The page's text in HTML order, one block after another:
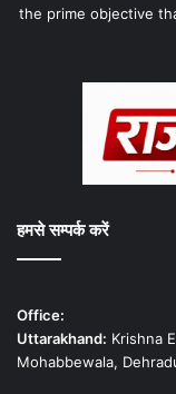
the prime objective
हमसे सम्पर्क करें
Office:
Uttarakhand: Krishna
Mohabbewala,